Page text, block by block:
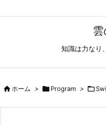
知識は力なり
ホーム > Program > 